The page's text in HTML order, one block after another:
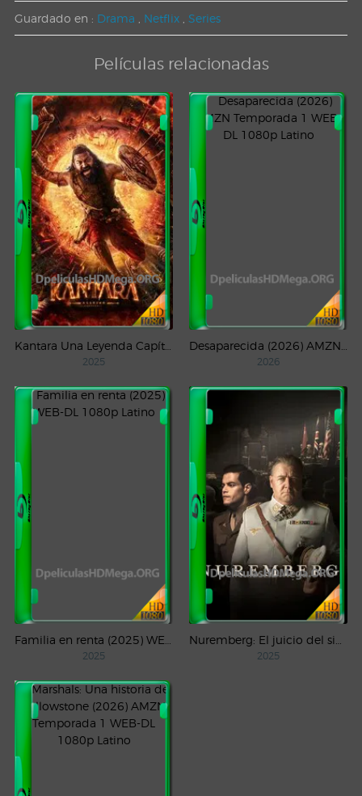
Guardado en : Drama Netflix Series
Películas relacionadas
2025 2026
2025 2025